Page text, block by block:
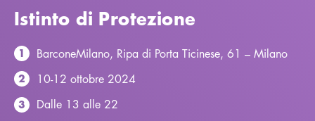
Istinto di Protezione
1 BarconeMilano, Ripa di Porta Ticinese, 61 – Milano
2 10-12 ottobre 2024
3 Dalle 13 alle 22